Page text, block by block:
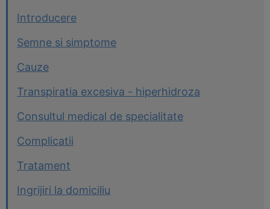
Introducere
Semne si simptome
Cauze
Transpiratia excesiva - hiperhidroza
Consultul medical de specialitate
Complicatii
Tratament
Ingrijiri la domiciliu